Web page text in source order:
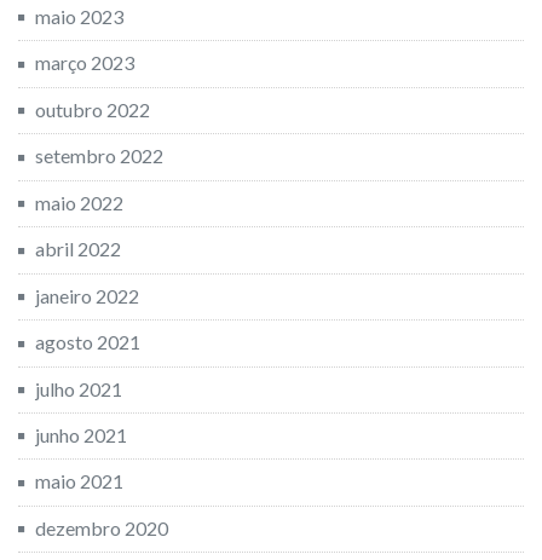
maio 2023
março 2023
outubro 2022
setembro 2022
maio 2022
abril 2022
janeiro 2022
agosto 2021
julho 2021
junho 2021
maio 2021
dezembro 2020